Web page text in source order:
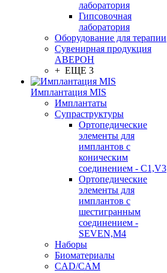
лаборатория
Гипсовочная
лаборатория
Оборудование для терапии
Сувенирная продукция
АВЕРОН
+ ЕЩЕ 3
Имплантация MIS
Имплантаты
Супраструктуры
Ортопедические
элементы для
имплантов с
коническим
соединением - C1,V3
Ортопедические
элементы для
имплантов с
шестигранным
соединением -
SEVEN,M4
Наборы
Биоматериалы
CAD/CAM